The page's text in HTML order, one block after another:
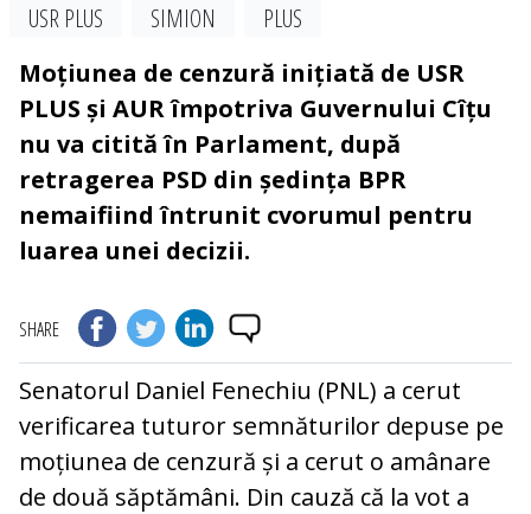
USR PLUS
SIMION
PLUS
Moțiunea de cenzură inițiată de USR
PLUS și AUR împotriva Guvernului Cîțu
nu va citită în Parlament, după
retragerea PSD din ședința BPR
nemaifiind întrunit cvorumul pentru
luarea unei decizii.
SHARE
Senatorul Daniel Fenechiu (PNL) a cerut
verificarea tuturor semnăturilor depuse pe
moțiunea de cenzură și a cerut o amânare
de două săptămâni. Din cauză că la vot a